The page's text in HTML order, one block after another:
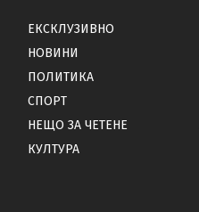
ЕКСКЛУЗИВНО
НОВИНИ
ПОЛИТИКА
СПОРТ
НЕЩО ЗА ЧЕТЕНЕ
КУЛТУРА